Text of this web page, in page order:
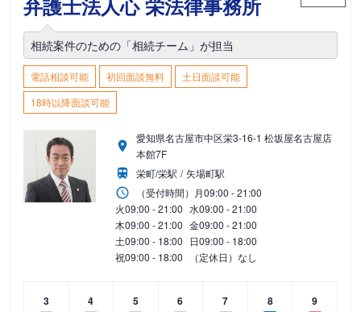
弁護士法人心 栄法律事務所
相続案件のための「相続チーム」が担当
電話相談可能 初回面談無料
土日面談可能
18時以降面談可能
愛知県名古屋市中区栄3-16-1 松坂屋名古屋店
本館7F
栄町/栄駅
矢場町駅
（受付時間） 月09:00 - 21:00
火09:00 - 21:00 水09:00 - 21:00
木09:00 - 21:00 金09:00 - 21:00
土09:00 - 18:00 日09:00 - 18:00
祝09:00 - 18:00 （定休日）なし
3
4
5
6
7
8
9